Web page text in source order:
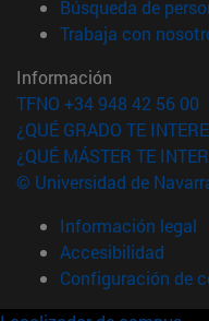
Búsqueda de
Trabaja con
Información
TFNO +34 948 42 56 00
¿QUÉ GRADO TE
¿QUÉ MÁSTER TE
© Universidad de
Información legal
Accesibilidad
Configuración de